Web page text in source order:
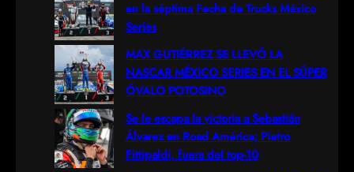
en la séptima Fecha de Trucks México
Series
MAX GUTIÉRREZ SE LLEVÓ LA
NASCAR MÉXICO SERIES EN EL SÚPER
ÓVALO POTOSINO
Se le escapa la victoria a Sebastián
Álvarez en Road América; Pietro
Fittipaldi, fuera del top-10